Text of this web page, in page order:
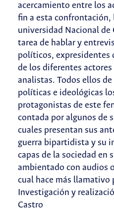
acercamiento entre los
fin a esta confrontación,
universidad Nacional de
tarea de hablar y
políticos, expresidentes
de los diferentes
analistas. Todos ellos
políticas e ideológicas
protagonistas de este
contada por algunos de
cuales presentan sus
guerra bipartidista y su
capas de la sociedad en
ambientado con audios
cual hace más llamativo
Investigación y
Castro